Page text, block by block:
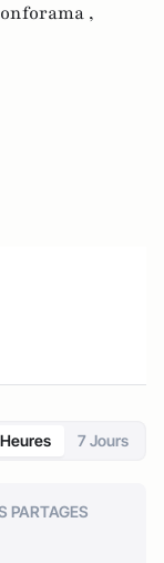
,
7 Jours
PARTAGES